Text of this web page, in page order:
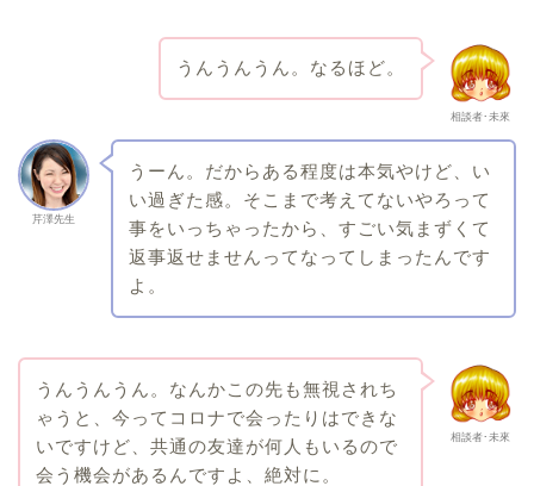
相談者･未來
うんうんうん。なるほど。
芹澤先生
うーん。だからある程度は本気やけど、い
い過ぎた感。そこまで考えてないやろって
事をいっちゃったから、すごい気まずくて
返事返せませんってなってしまったんです
よ。
相談者･未來
うんうんうん。なんかこの先も無視されち
ゃうと、今ってコロナで会ったりはできな
いですけど、共通の友達が何人もいるので
会う機会があるんですよ、絶対に。